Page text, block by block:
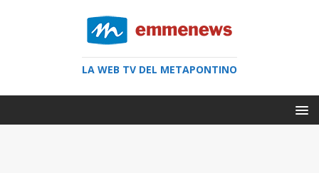
LA WEB TV DEL METAPONTINO